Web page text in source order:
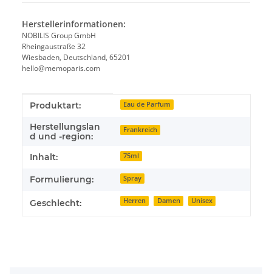
Herstellerinformationen:
NOBILIS Group GmbH
Rheingaustraße 32
Wiesbaden, Deutschland, 65201
hello@memoparis.com
Produkteigenschaft
Wert
Produktart: Eau de Parfum
Herstellungslan
d und -region:
Frankreich
Inhalt: 75ml
Formulierung: Spray
Geschlecht: Herren Damen Unisex